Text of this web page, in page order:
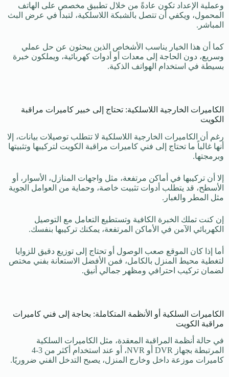
وعملية الإعداد تكون عادةً من خلال تطبيق مخصص على الهاتف
المحمول، ويكفي أن تتصل بالشبكة اللاسلكية، لتبدأ في عرض البث
المباشر.
كما أن هذا الخيار يناسب الأشخاص الذين يبحثون عن حل عملي
وسريع، دون الحاجة إلى معدات أو أدوات كهربائية، ويملكون خبرة
بسيطة في استخدام الهواتف الذكية.
الكاميرات الخارجية اللاسلكية: تحتاج إلى خبير كاميرات مراقبة
الكويت
رغم أن الكاميرات الخارجية اللاسلكية لا تتطلب توصيلات بيانات، إلا
أنها غالباً ما تحتاج إلى فني كاميرات مراقبة الكويت لتركيبها وتثبيتها
وبرمجتها.
إلا أن تركيبها في أماكن مرتفعة، مثل واجهات المنازل، الأسوار، أو
الأسطح، قد يتطلب أدوات تثبيت خاصة، وحماية من العوامل الجوية
مثل المطر والغبار.
إن كنت تملك الخبرة الكافية وتستطيع التعامل مع التوصيل
الكهربائي الآمن في الأماكن المرتفعة، يمكنك تركيبها بنفسك.
أما إذا كان الموقع صعب الوصول أو تحتاج إلى توزيع دقيق للزوايا
لتغطية محيط المنزل بالكامل، فمن الأفضل الاستعانة بفني مختص
لضمان تركيب احترافي ومظهر جمالي أنيق.
الكاميرات السلكية أو الأنظمة المتكاملة: بحاجة إلى فني كاميرات
مراقبة الكويت
في حالة أنظمة المراقبة المعقدة، مثل الكاميرات السلكية
المرتبطة بجهاز DVR أو NVR، أو عند استخدام أكثر من 3-4
كاميرات موزعة داخل وخارج المنزل، يصبح التدخل الفني ضروريًا.